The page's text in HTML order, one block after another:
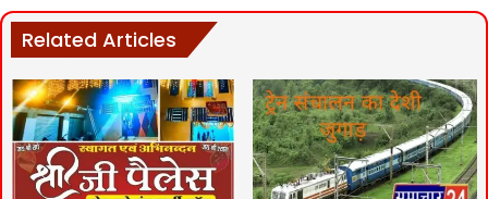
Related Articles